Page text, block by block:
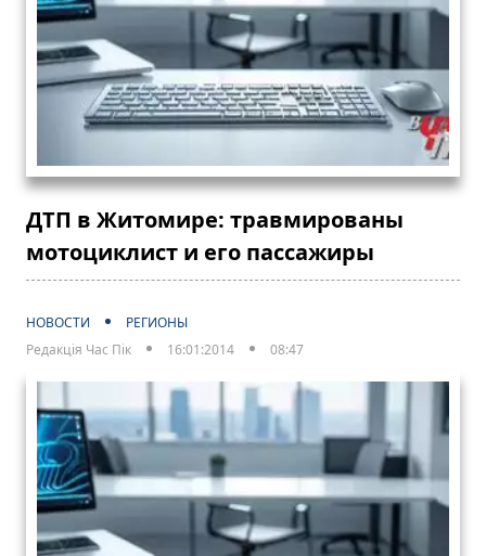
ДТП в Житомире: травмированы
мотоциклист и его пассажиры
НОВОСТИ
РЕГИОНЫ
Редакція Час Пік
16:01:2014 08:47